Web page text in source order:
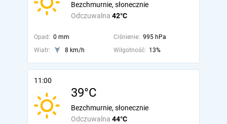
Odczuwalna 42°C
Bezchmurnie, słonecznie
Opad: 0 mm Ciśnienie: 995 hPa
Wiatr:
8 km/h Wilgotność: 13%
11:00
39°C
Odczuwalna 44°C
Bezchmurnie, słonecznie